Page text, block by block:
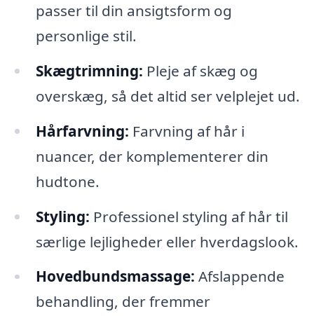
passer til din ansigtsform og
personlige stil.
Skægtrimning: Pleje af skæg og
overskæg, så det altid ser velplejet ud.
Hårfarvning: Farvning af hår i
nuancer, der komplementerer din
hudtone.
Styling: Professionel styling af hår til
særlige lejligheder eller hverdagslook.
Hovedbundsmassage: Afslappende
behandling, der fremmer